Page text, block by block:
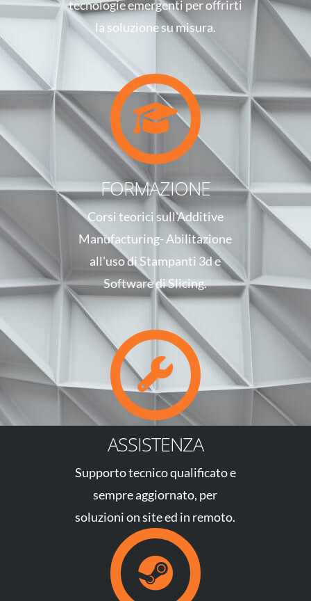
tecnologie emergenti per offrirti
la soluzione su misura.
FORMAZIONE
Corsi teorici sull'Additive
Manufacturing- Abilitazione
all'uso di Stampanti 3d e
Software di Slicing.
ASSISTENZA
Supporto tecnico qualificato e
sempre aggiornato, per
soluzioni on site ed in remoto.